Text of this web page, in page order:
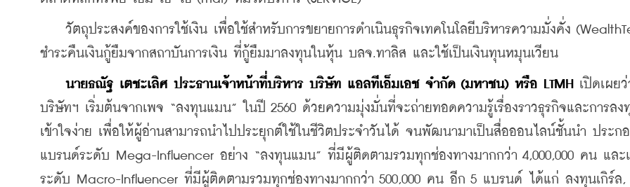
วัตถุประสงค์ของการใช้เงิน เพื่อใช้สำหรับการขยายการดำเนินธุรกิจเทคโนโลยีบริหารความมั่งคั่ง
ชำระคืนเงินกู้ยืมจากสถาบันการเงิน ที่กู้ยืมมาลงทุนในหุ้น บลจ.ทาลิส และใช้เป็นเงินทุนหมุนเวียน
นายธณัฐ เตชะเลิศ ประธานเจ้าหน้าที่บริหาร บริษัท แอลทีเอ็มเอช จำกัด (มหาชน) หรือ LTMH
เปิดเผยว่
บริษัทฯ เริ่มต้นจากเพจ “ลงทุนแมน” ในปี 2560 ด้วยความมุ่งมั่นที่จะถ่ายทอดความรู้เรื่องราวธุรกิจและการลง
เข้าใจง่าย เพื่อให้ผู้อ่านสามารถนำไปประยุกต์ใช้ในชีวิตประจำวันได้ จนพัฒนามาเป็นสื่อออนไลน์ชั้นนำ ประก
แบรนด์ระดับ Mega-Influencer อย่าง “ลงทุนแมน” ที่มีผู้ติดตามรวมทุกช่องทางมากกว่า 4,000,000 คน และ
ระดับ Macro-Influencer ที่มีผู้ติดตามรวมทุกช่องทางมากกว่า 500,000 คน อีก 5 แบรนด์ ได้แก่ ลงทุนเกิร์ล,